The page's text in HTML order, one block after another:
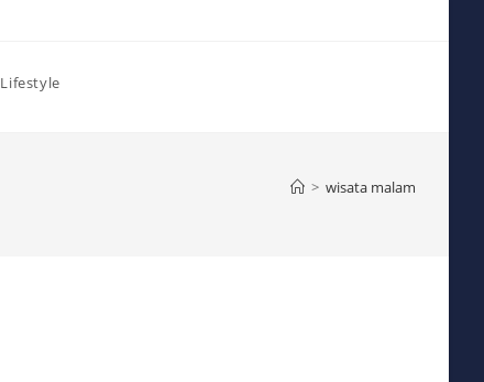
Lifestyle
> wisata malam